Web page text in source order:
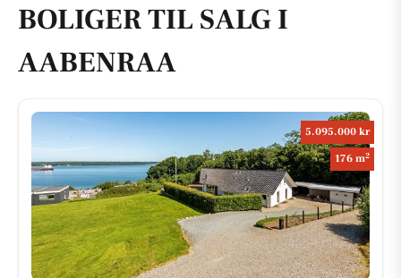
BOLIGER TIL SALG I
AABENRAA
5.095.000 kr
176 m2